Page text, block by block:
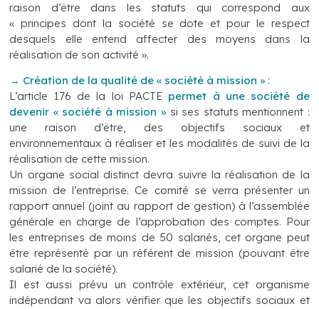
raison d’être dans les statuts qui correspond aux
« principes dont la société se dote et pour le respect
desquels elle entend affecter des moyens dans la
réalisation de son activité ».
→ Création de la qualité de « société à mission » :
L’article 176 de la loi PACTE permet à une société de
devenir « société à mission » si ses statuts mentionnent :
une raison d’être, des objectifs sociaux et
environnementaux à réaliser et les modalités de suivi de la
réalisation de cette mission.
Un organe social distinct devra suivre la réalisation de la
mission de l’entreprise. Ce comité se verra présenter un
rapport annuel (joint au rapport de gestion) à l’assemblée
générale en charge de l’approbation des comptes. Pour
les entreprises de moins de 50 salariés, cet organe peut
être représenté par un référent de mission (pouvant être
salarié de la société).
Il est aussi prévu un contrôle extérieur, cet organisme
indépendant va alors vérifier que les objectifs sociaux et